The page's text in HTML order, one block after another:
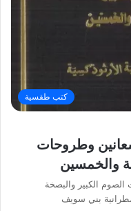
كتب طقسية
وطروحات
والخمسين
الكبير والبصخة
بني سويف